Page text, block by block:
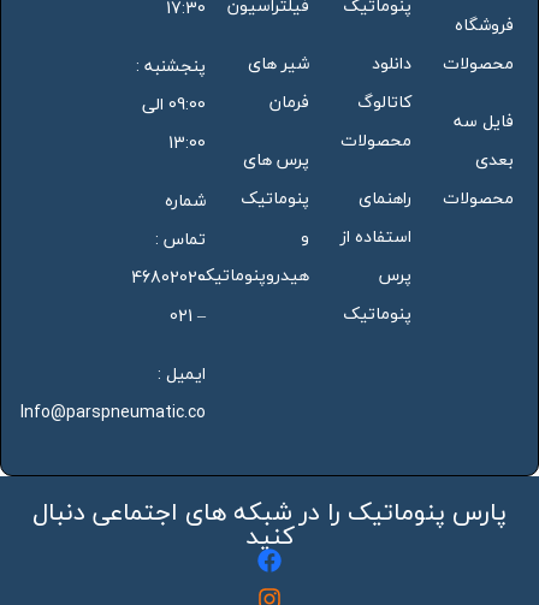
فروشگاه
محصولات
فایل سه
بعدی
محصولات
دانلود
کاتالوگ
محصولات
راهنمای
استفاده از
پرس
پنوماتیک
شیر های
فرمان
پرس های
پنوماتیک
و
هیدروپنوماتیک
17:30
پنجشنبه :
09:00 الی
13:00
شماره
تماس :
46802020
– 021
ایمیل :
Info@parspneumatic.co
پارس پنوماتیک را در شبکه های اجتماعی دنبال
کنید